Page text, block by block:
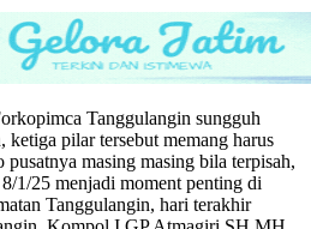
Tanggulangin sungguh
ketiga pilar tersebut memang harus
masing masing bila terpisah,
1/25 menjadi moment penting di
Tanggulangin, hari terakhir